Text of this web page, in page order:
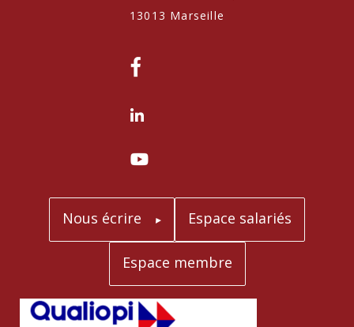
13013 Marseille
Nous écrire Espace salariés
Espace membre